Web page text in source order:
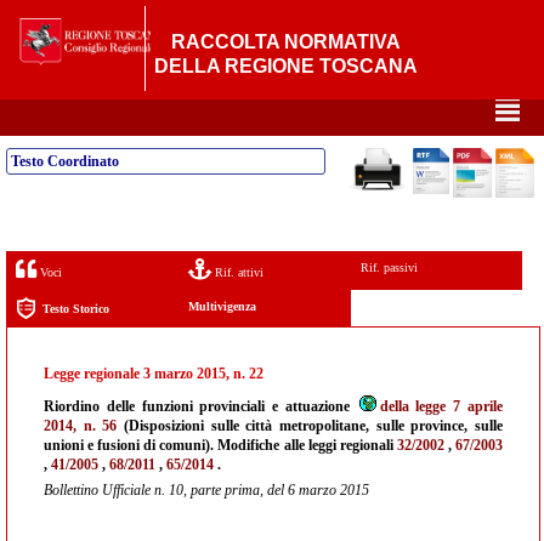
RACCOLTA NORMATIVA
DELLA REGIONE TOSCANA
²
Testo Coordinato
Voci Rif. attivi Rif. passivi
Testo Storico Multivigenza
Legge regionale 3 marzo 2015, n. 22
Riordino delle funzioni provinciali e attuazione
della legge 7 aprile
2014, n. 56 (Disposizioni sulle città metropolitane, sulle province, sulle
unioni e fusioni di comuni). Modifiche alle leggi regionali 32/2002,67/2003
, 41/2005 , 68/2011 , 65/2014 .
Bollettino Ufficiale n. 10, parte prima, del 6 marzo 2015